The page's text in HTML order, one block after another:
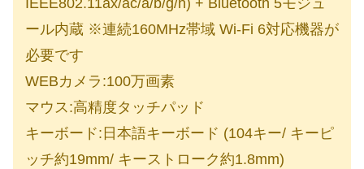
IEEE802.11ax/ac/a/b/g/n) + Bluetooth 5モジュ
ール内蔵 ※連続160MHz帯域 Wi-Fi 6対応機器が
必要です
WEBカメラ:100万画素
マウス:高精度タッチパッド
キーボード:日本語キーボード (104キー/ キーピ
ッチ約19mm/ キーストローク約1.8mm)